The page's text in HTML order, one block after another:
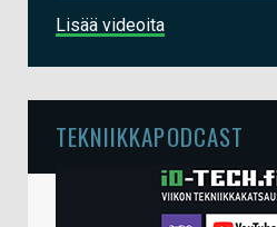
Lisää videoita
TEKNIIKKAPODCAST